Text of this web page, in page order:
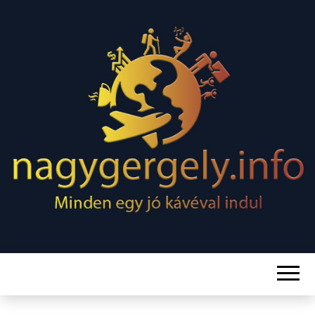
NAGY
GERGELY
Minden egy jó kávéval indul